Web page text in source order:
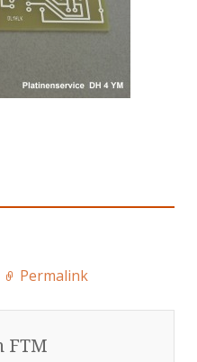
Permalink
FTM